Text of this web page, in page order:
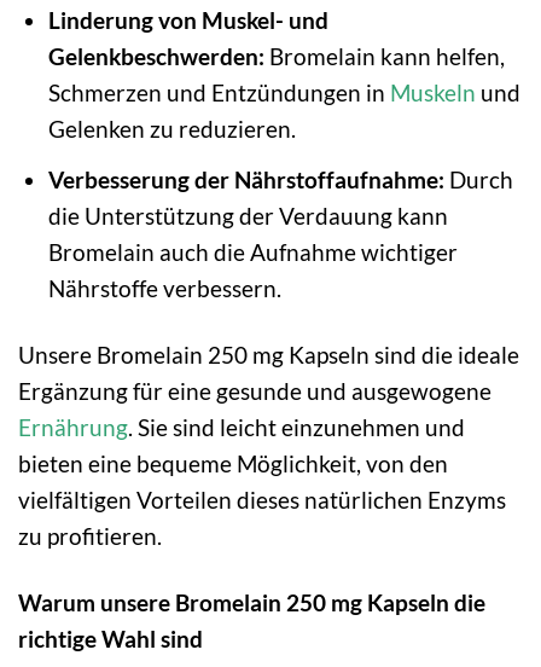
Linderung von Muskel- und
Gelenkbeschwerden: Bromelain kann helfen,
Schmerzen und Entzündungen in Muskeln und
Gelenken zu reduzieren.
Verbesserung der Nährstoffaufnahme: Durch
die Unterstützung der Verdauung kann
Bromelain auch die Aufnahme wichtiger
Nährstoffe verbessern.
Unsere Bromelain 250 mg Kapseln sind die ideale
Ergänzung für eine gesunde und ausgewogene
Ernährung. Sie sind leicht einzunehmen und
bieten eine bequeme Möglichkeit, von den
vielfältigen Vorteilen dieses natürlichen Enzyms
zu profitieren.
Warum unsere Bromelain 250 mg Kapseln die
richtige Wahl sind